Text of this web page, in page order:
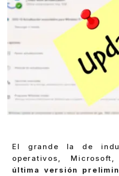
El grande la de
operativos,
última versión